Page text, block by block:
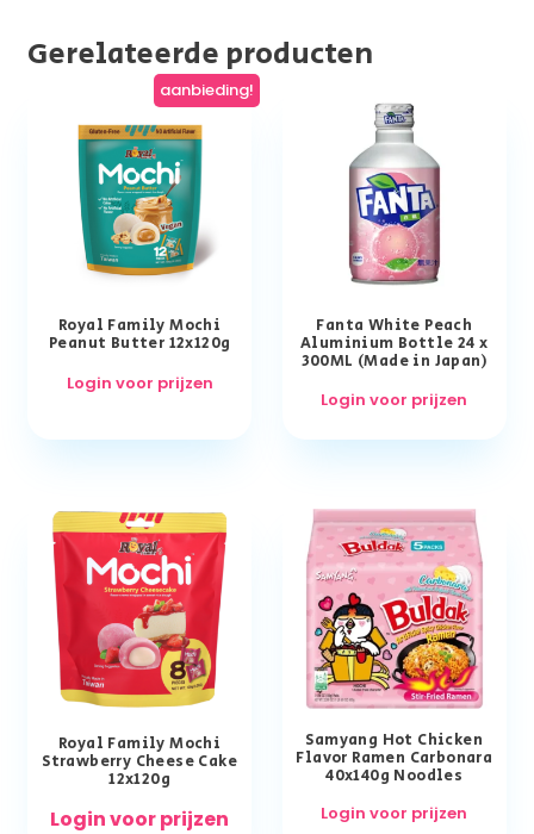
Gerelateerde producten
aanbieding!
Royal Family Mochi
Peanut Butter 12x120g
Login voor prijzen
Fanta White Peach
Aluminium Bottle 24 x
300ML (Made in Japan)
Login voor prijzen
Royal Family Mochi
Strawberry Cheese Cake
12x120g
Login voor prijzen
Samyang Hot Chicken
Flavor Ramen Carbonara
40x140g Noodles
Login voor prijzen